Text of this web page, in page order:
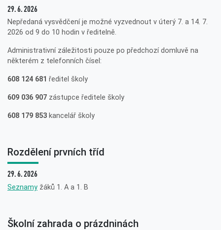
29. 6. 2026
Nepředaná vysvědčení je možné vyzvednout v úterý 7. a 14. 7.
2026 od 9 do 10 hodin v ředitelně.
Administrativní záležitosti pouze po předchozí domluvě na
některém z telefonních čísel:
608 124 681 ředitel školy
609 036 907 zástupce ředitele školy
608 179 853 kancelář školy
Rozdělení prvních tříd
29. 6. 2026
Seznamy žáků 1. A a 1. B
Školní zahrada o prázdninách